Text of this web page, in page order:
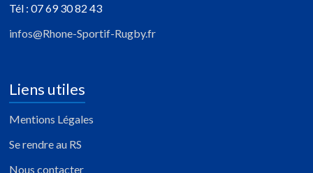
Tél : 07 69 30 82 43
infos@Rhone-Sportif-Rugby.fr
Liens utiles
Mentions Légales
Se rendre au RS
Nous contacter